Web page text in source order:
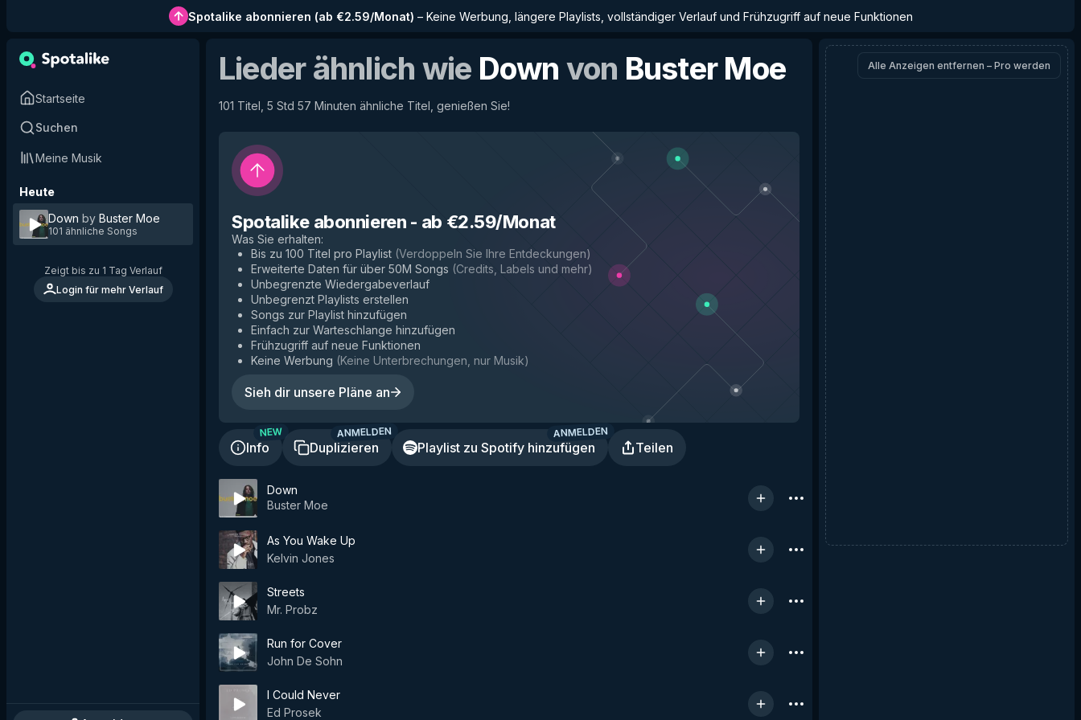
Spotalike abonnieren (ab €2.59/Monat) – Keine Werbung, längere Playlists, vollständiger Verlauf und Frühzugriff auf neue Funktionen
Startseite
Suchen
Meine Musik
Heute
Down by Buster Moe
101 ähnliche Songs
Zeigt bis zu 1 Tag Verlauf
Login für mehr Verlauf
Lieder ähnlich wie Down von Buster Moe
101 Titel, 5 Std 57 Minuten ähnliche Titel, genießen Sie!
Spotalike abonnieren - ab €2.59/Monat
Was Sie erhalten:
Bis zu 100 Titel pro Playlist (Verdoppeln Sie Ihre Entdeckungen)
Erweiterte Daten für über 50M Songs (Credits, Labels und mehr)
Unbegrenzte Wiedergabeverlauf
Unbegrenzt Playlists erstellen
Songs zur Playlist hinzufügen
Einfach zur Warteschlange hinzufügen
Frühzugriff auf neue Funktionen
Keine Werbung (Keine Unterbrechungen, nur Musik)
Sieh dir unsere Pläne an
Info
NEW
Duplizieren
ANMELDEN
Playlist zu Spotify hinzufügen
ANMELDEN
Teilen
Down
Buster Moe
As You Wake Up
Kelvin Jones
Streets
Mr. Probz
Run for Cover
John De Sohn
I Could Never
Ed Prosek
Alle Anzeigen entfernen – Pro werden